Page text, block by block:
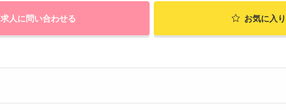
求人に問い合わせる お気に入